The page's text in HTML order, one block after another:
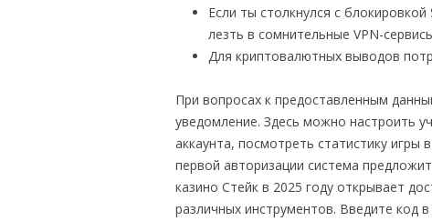
Если ты столкнулся с
лезть в сомнительные VPN-
Для криптовалютных выводов
При вопросах к предоставленным
уведомление. Здесь можно настроить
аккаунта, посмотреть статистику игры
первой авторизации система
казино Стейк в 2025 году открывает
различных инструментов. Введите код